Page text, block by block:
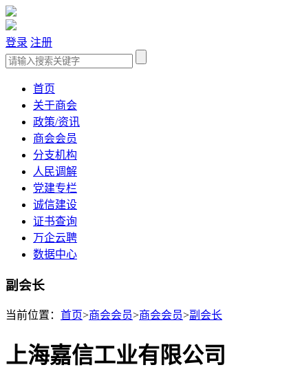
登录 注册
首页
关于商会
政策/资讯
商会会员
分支机构
人民调解
党建专栏
诚信建设
证书查询
万企云聘
数据中心
副会长
当前位置： 首页>商会会员>商会会员>副会长
上海嘉信工业有限公司